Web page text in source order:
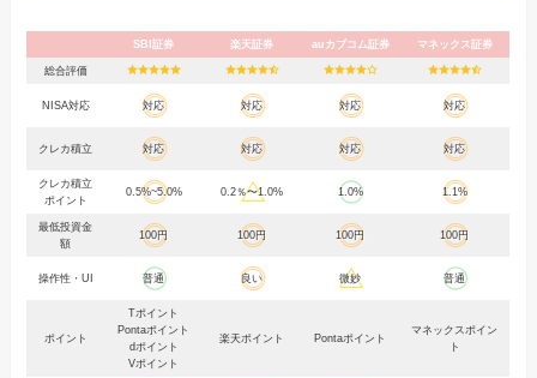
SBI証券 楽天証券 auカブコム証券 マネックス証券
総合評価
NISA対応 対応 対応 対応 対応
クレカ積立 対応 対応 対応 対応
クレカ積立
ポイント
0.5%~5.0% 0.2％〜1.0% 1.0% 1.1%
最低投資金
額
100円 100円 100円 100円
操作性・UI 普通 良い 微妙 普通
ポイント
Tポイント
Pontaポイント
dポイント
Vポイント
楽天ポイント Pontaポイント
マネックスポイン
ト